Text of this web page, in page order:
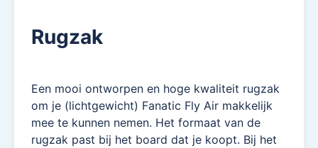
Rugzak
Een mooi ontworpen en hoge kwaliteit rugzak
om je (lichtgewicht) Fanatic Fly Air makkelijk
mee te kunnen nemen. Het formaat van de
rugzak past bij het board dat je koopt. Bij het